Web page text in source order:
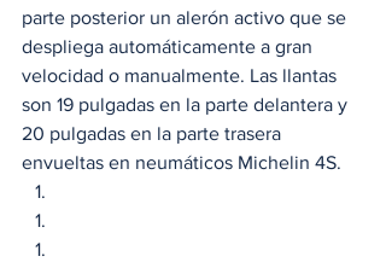
parte posterior un alerón activo que se
despliega automáticamente a gran
velocidad o manualmente. Las llantas
son 19 pulgadas en la parte delantera y
20 pulgadas en la parte trasera
envueltas en neumáticos Michelin 4S.